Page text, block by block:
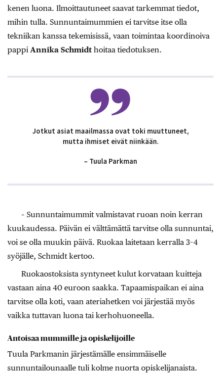
kenen luona. Ilmoittautuneet saavat tarkemmat tiedot,
mihin tulla. Sunnuntaimummien ei tarvitse itse olla
tekniikan kanssa tekemisissä, vaan toimintaa koordinoiva
pappi Annika Schmidt hoitaa tiedotuksen.
Jotkut asiat maailmassa ovat toki muuttuneet,
mutta ihmiset eivät niinkään.
– Tuula Parkman
– Sunnuntaimummit valmistavat ruoan noin kerran
kuukaudessa. Päivän ei välttämättä tarvitse olla sunnuntai,
voi se olla muukin päivä. Ruokaa laitetaan kerralla 3–4
syöjälle, Schmidt kertoo.
Ruokaostoksista syntyneet kulut korvataan kuitteja
vastaan aina 40 euroon saakka. Tapaamispaikan ei aina
tarvitse olla koti, vaan ateriahetken voi järjestää myös
vaikka tuttavan luona tai kerhohuoneella.
Antoisaa mummille ja opiskelijoille
Tuula Parkmanin järjestämälle ensimmäiselle
sunnuntailounaalle tuli kolme nuorta opiskelijanaista.